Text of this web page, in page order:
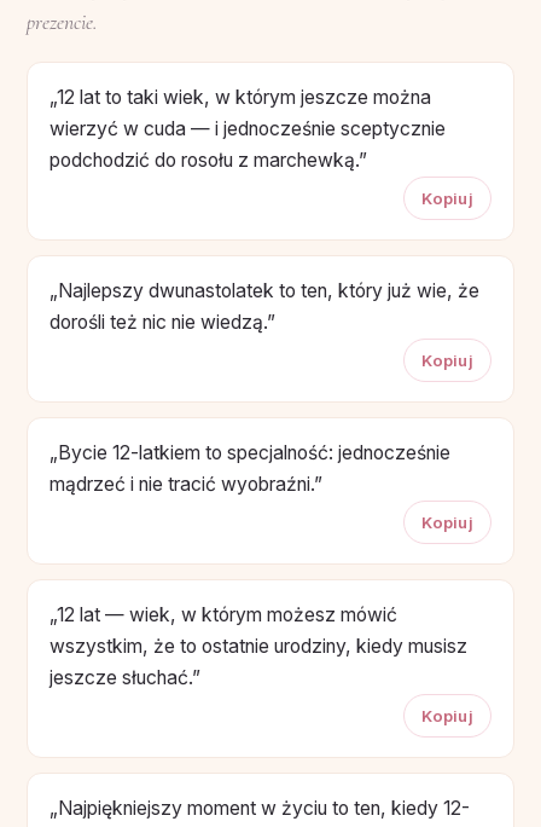
prezencie.
„12 lat to taki wiek, w którym jeszcze można
wierzyć w cuda — i jednocześnie sceptycznie
podchodzić do rosołu z marchewką.”
Kopiuj
„Najlepszy dwunastolatek to ten, który już wie, że
dorośli też nic nie wiedzą.”
Kopiuj
„Bycie 12-latkiem to specjalność: jednocześnie
mądrzeć i nie tracić wyobraźni.”
Kopiuj
„12 lat — wiek, w którym możesz mówić
wszystkim, że to ostatnie urodziny, kiedy musisz
jeszcze słuchać.”
Kopiuj
„Najpiękniejszy moment w życiu to ten, kiedy 12-